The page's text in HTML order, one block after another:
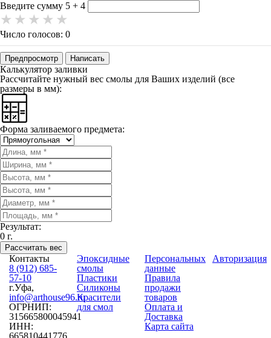
Введите сумму 5 + 4
Число голосов: 0
Предпросмотр Написать
Калькулятор заливки
Рассчитайте нужный вес смолы для Ваших изделий (все
размеры в мм):
Форма заливаемого предмета:
Результат:
0 г.
Рассчитать вес
Контакты
8 (912) 685-
57-10
г.Уфа,
info@arthouse96.ru
ОГРНИП:
315665800045941
ИНН:
Эпоксидные
смолы
Пластики
Силиконы
Красители
для смол
Персональных
данные
Правила
продажи
товаров
Оплата и
Доставка
Карта сайта
Авторизация